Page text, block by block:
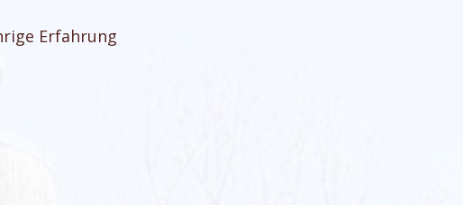
Erfahrung